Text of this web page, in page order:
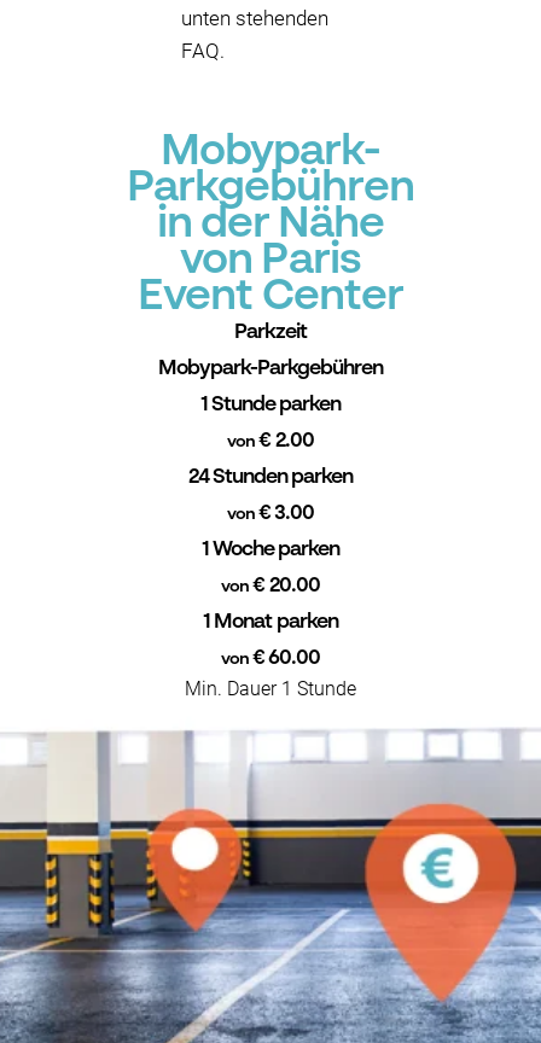
unten stehenden
FAQ.
Mobypark-
Parkgebühren
in der Nähe
von Paris
Event Center
Parkzeit
Mobypark-Parkgebühren
1 Stunde parken
von € 2.00
24 Stunden parken
von€ 3.00
1 Woche parken
von € 20.00
1 Monat parken
von€ 60.00
Min. Dauer 1 Stunde